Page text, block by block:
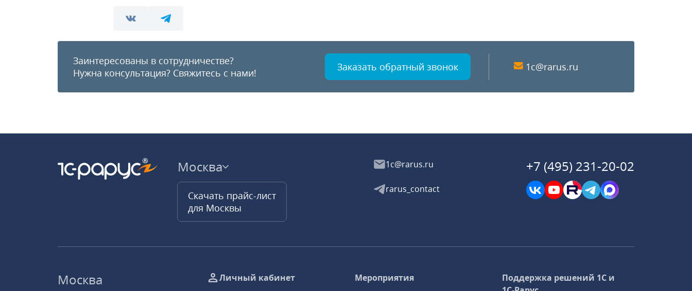
Заинтересованы в сотрудничестве?
Нужна консультация? Свяжитесь с нами! Заказать обратный звонок 1c@rarus.ru
Москва
Скачать прайс-лист
для Москвы
1c@rarus.ru
rarus_contact
+7 (495) 231-20-02
Москва
Личный кабинет
Мероприятия
Поддержка решений 1С и